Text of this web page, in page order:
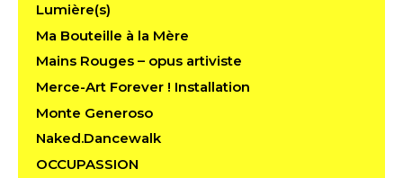
Lumière(s)
Ma Bouteille à la Mère
Mains Rouges – opus artiviste
Merce-Art Forever ! Installation
Monte Generoso
Naked.Dancewalk
OCCUPASSION